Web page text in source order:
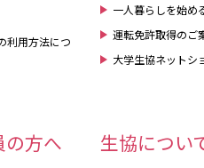
利用方法につ
一人暮らしを始め
運転免許取得のご
大学生協ネットシ
方へ 生協につい